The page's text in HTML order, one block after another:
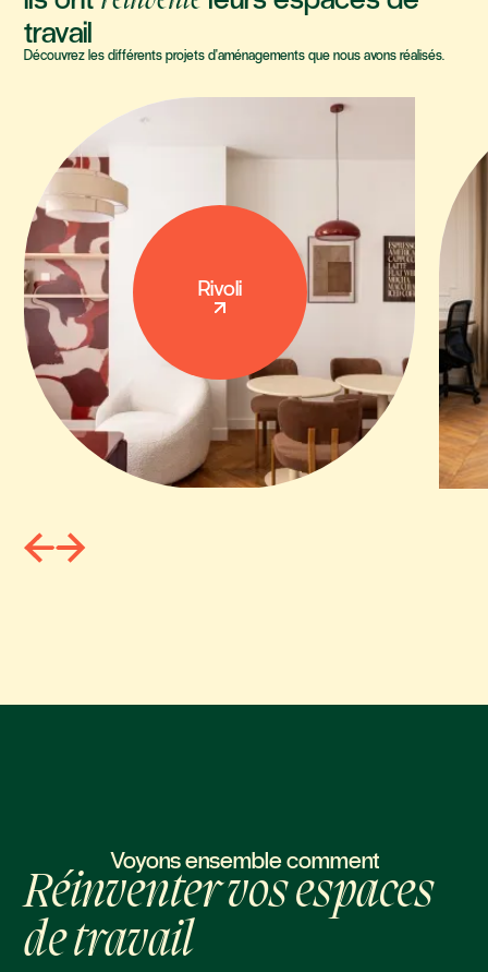
travail
Découvrez les différents projets d'aménagements que nous avons réalisés.
Rivoli
Voyons ensemble comment
Réinventer vos espaces
de travail